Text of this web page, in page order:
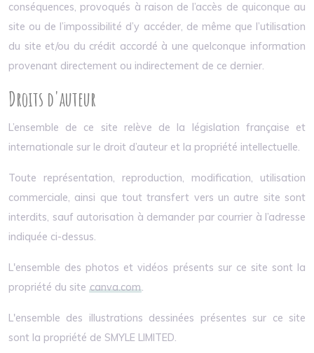
conséquences, provoqués à raison de l’accès de quiconque au
site ou de l’impossibilité d’y accéder, de même que l’utilisation
du site et/ou du crédit accordé à une quelconque information
provenant directement ou indirectement de ce dernier.
Droits d'auteur
L’ensemble de ce site relève de la législation française et
internationale sur le droit d’auteur et la propriété intellectuelle.
Toute représentation, reproduction, modification, utilisation
commerciale, ainsi que tout transfert vers un autre site sont
interdits, sauf autorisation à demander par courrier à l’adresse
indiquée ci-dessus.
L'ensemble des photos et vidéos présents sur ce site sont la
propriété du site canva.com.
L'ensemble des illustrations dessinées présentes sur ce site
sont la propriété de SMYLE LIMITED.